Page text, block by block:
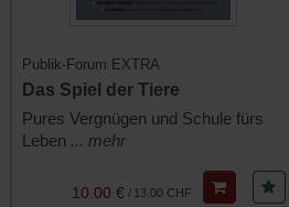
Publik-Forum EXTRA
Das Spiel der Tiere
Pures Vergnügen und Schule fürs
Leben ... mehr
13.00 CHF
/
10.00 €